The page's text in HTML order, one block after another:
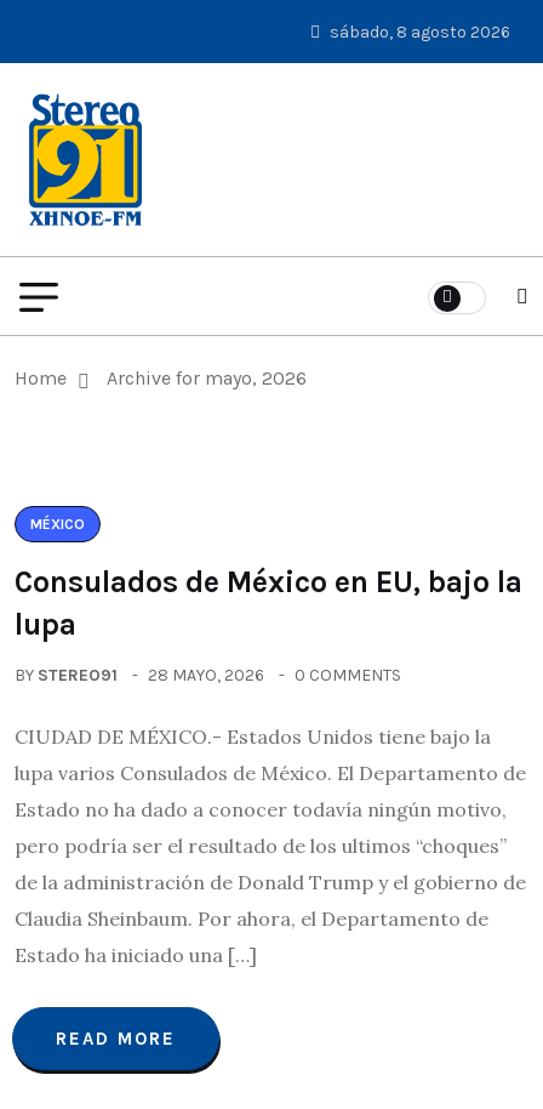
sábado, 8 agosto 2026
Home Archive for mayo, 2026
MÉXICO
Consulados de México en EU, bajo la
lupa
BY STEREO91 28 MAYO, 2026 0 COMMENTS
CIUDAD DE MÉXICO.- Estados Unidos tiene bajo la
lupa varios Consulados de México. El Departamento de
Estado no ha dado a conocer todavía ningún motivo,
pero podría ser el resultado de los ultimos “choques”
de la administración de Donald Trump y el gobierno de
Claudia Sheinbaum. Por ahora, el Departamento de
Estado ha iniciado una […]
READ MORE